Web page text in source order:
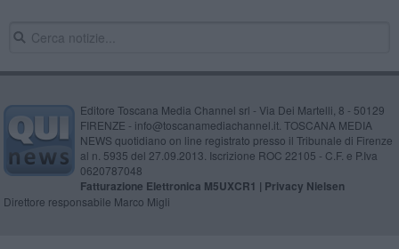
Editore Toscana Media Channel srl - Via Dei Martelli, 8 - 50129
FIRENZE - info@toscanamediachannel.it. TOSCANA MEDIA
NEWS quotidiano on line registrato presso il Tribunale di Firenze
al n. 5935 del 27.09.2013. Iscrizione ROC 22105 - C.F. e P.Iva
0620787048
Fatturazione Elettronica M5UXCR1 | Privacy Nielsen
Direttore responsabile Marco Migli